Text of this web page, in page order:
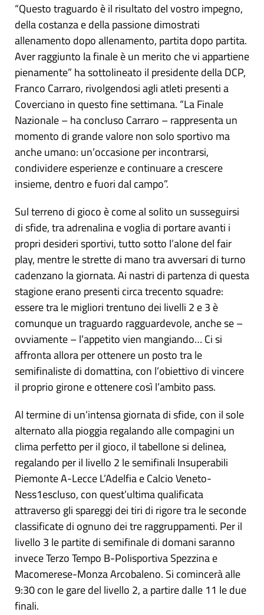
“Questo traguardo è il risultato del vostro impegno,
della costanza e della passione dimostrati
allenamento dopo allenamento, partita dopo partita.
Aver raggiunto la finale è un merito che vi appartiene
pienamente” ha sottolineato il presidente della DCP,
Franco Carraro, rivolgendosi agli atleti presenti a
Coverciano in questo fine settimana. “La Finale
Nazionale – ha concluso Carraro – rappresenta un
momento di grande valore non solo sportivo ma
anche umano: un’occasione per incontrarsi,
condividere esperienze e continuare a crescere
insieme, dentro e fuori dal campo”.
Sul terreno di gioco è come al solito un susseguirsi
di sfide, tra adrenalina e voglia di portare avanti i
propri desideri sportivi, tutto sotto l’alone del fair
play, mentre le strette di mano tra avversari di turno
cadenzano la giornata. Ai nastri di partenza di questa
stagione erano presenti circa trecento squadre:
essere tra le migliori trentuno dei livelli 2 e 3 è
comunque un traguardo ragguardevole, anche se –
ovviamente – l’appetito vien mangiando… Ci si
affronta allora per ottenere un posto tra le
semifinaliste di domattina, con l’obiettivo di vincere
il proprio girone e ottenere così l’ambito pass.
Al termine di un’intensa giornata di sfide, con il sole
alternato alla pioggia regalando alle compagini un
clima perfetto per il gioco, il tabellone si delinea,
regalando per il livello 2 le semifinali Insuperabili
Piemonte A-Lecce L’Adelfia e Calcio Veneto-
Ness1escluso, con quest’ultima qualificata
attraverso gli spareggi dei tiri di rigore tra le seconde
classificate di ognuno dei tre raggruppamenti. Per il
livello 3 le partite di semifinale di domani saranno
invece Terzo Tempo B-Polisportiva Spezzina e
Macomerese-Monza Arcobaleno. Si comincerà alle
9:30 con le gare del livello 2, a partire dalle 11 le due
finali.